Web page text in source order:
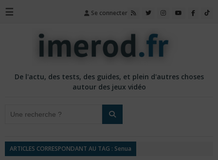
☰ Se connecter
De l'actu, des tests, des guides, et plein d'autres choses
autour des jeux vidéo
ARTICLES CORRESPONDANT AU TAG : Senua